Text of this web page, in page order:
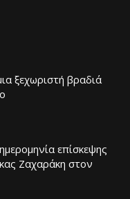
ξεχωριστή βραδιά
επίσκεψης
Ζαχαράκη στον